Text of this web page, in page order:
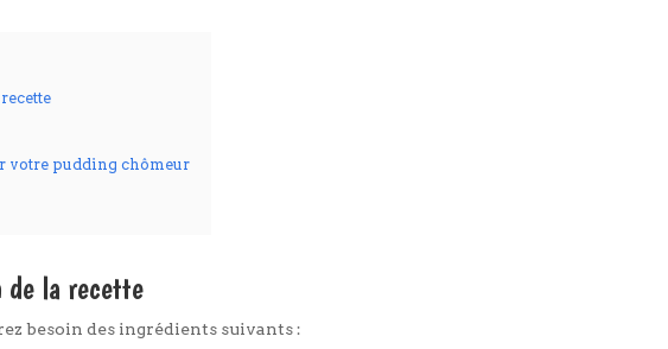
votre pudding chômeur
la recette
besoin des ingrédients suivants :